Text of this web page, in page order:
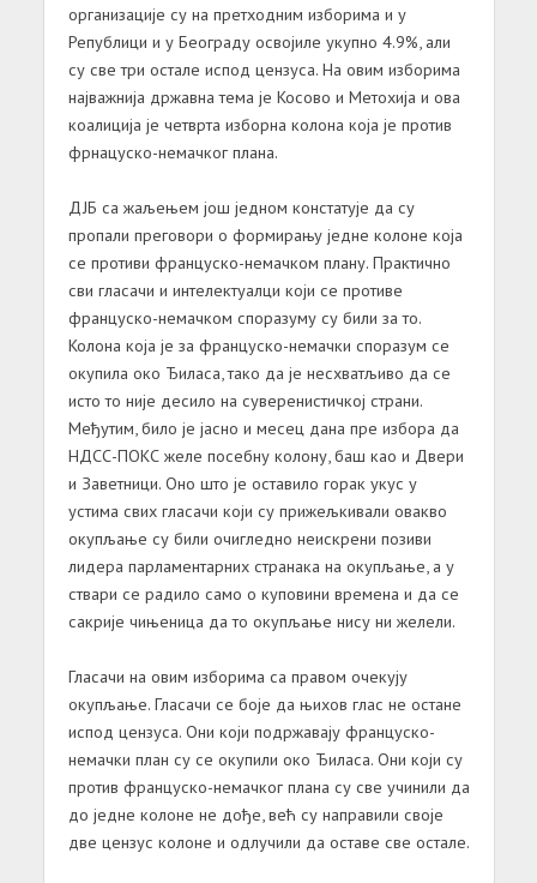
организације су на претходним изборима и у
Републици и у Београду освојиле укупно 4.9%, али
су све три остале испод цензуса. На овим изборима
најважнија државна тема је Косово и Метохија и ова
коалиција је четврта изборна колона која је против
фрнацуско-немачког плана.
ДЈБ са жаљењем још једном констатује да су
пропали преговори о формирању једнe колоне која
се противи француско-немачком плану. Практично
сви гласачи и интелектуалци који се противе
француско-немачком споразуму су били за то.
Колона која је за француско-немачки споразум се
окупила око Ђиласа, тако да је несхватљиво да се
исто то није десило на суверенистичкој страни.
Међутим, било је јасно и месец дана пре избора да
НДСС-ПОКС желе посебну колону, баш као и Двери
и Заветници. Оно што је оставило горак укус у
устима свих гласачи који су прижељкивали овакво
окупљање су били очигледно неискрени позиви
лидера парламентарних странака на окупљање, а у
ствари се радило само о куповини времена и да се
сакрије чињеница да то окупљање нису ни желели.
Гласачи на овим изборима са правом очекују
окупљање. Гласачи се боје да њихов глас не остане
испод цензуса. Они који подржавају француско-
немачки план су се окупили око Ђиласа. Они који су
против француско-немачког плана су све учинили да
до једне колоне не дође, већ су направили своје
две цензус колоне и одлучили да оставе све остале.